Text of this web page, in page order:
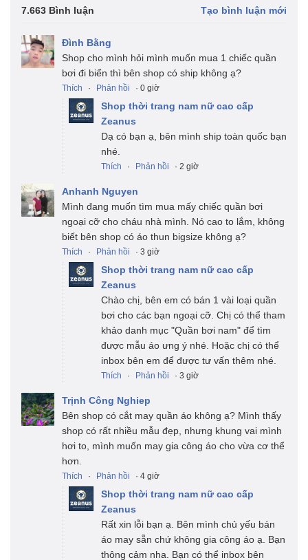
7.663 Bình luận Tạo bình luận mới
Đình Bằng
Shop cho mình hỏi mình muốn mua 1 chiếc quần
bơi đi biển thì bên shop có ship không ạ?
Thích · Phản hồi · 0 giờ
Shop thời trang nam nữ cao cấp
Zeanus
Dạ có bạn ạ, bên mình ship toàn quốc bạn
nhé.
Thích · Phản hồi · 2 giờ
Anhanh Nguyen
Mình đang muốn tìm mua mấy chiếc quần bơi
ngoại cỡ cho cháu nhà mình. Nó cao to lắm, không
biết bên shop có áo thun bigsize không ạ?
Thích · Phản hồi · 3 giờ
Shop thời trang nam nữ cao cấp
Zeanus
Chào chị, bên em có bán 1 vài loại quần
bơi cho các bạn ngoại cỡ. Chị có thể tham
khảo danh mục "Quần bơi nam" để tìm
được mẫu áo ưng ý nhé. Hoặc chị có thể
inbox bên em để được tư vấn thêm nhé.
Thích · Phản hồi · 3 giờ
Trịnh Công Nghiep
Bên shop có cắt may quần áo không ạ? Mình thấy
shop có rất nhiều mẫu đẹp, nhưng khung vai mình
hơi to, mình muốn may gia công áo cho vừa cơ thể
hơn.
Thích · Phản hồi · 4 giờ
Shop thời trang nam nữ cao cấp
Zeanus
Rất xin lỗi bạn ạ. Bên mình chủ yếu bán
áo may sẵn chứ không gia công áo ạ. Bạn
thông cảm nha. Bạn có thể inbox bên